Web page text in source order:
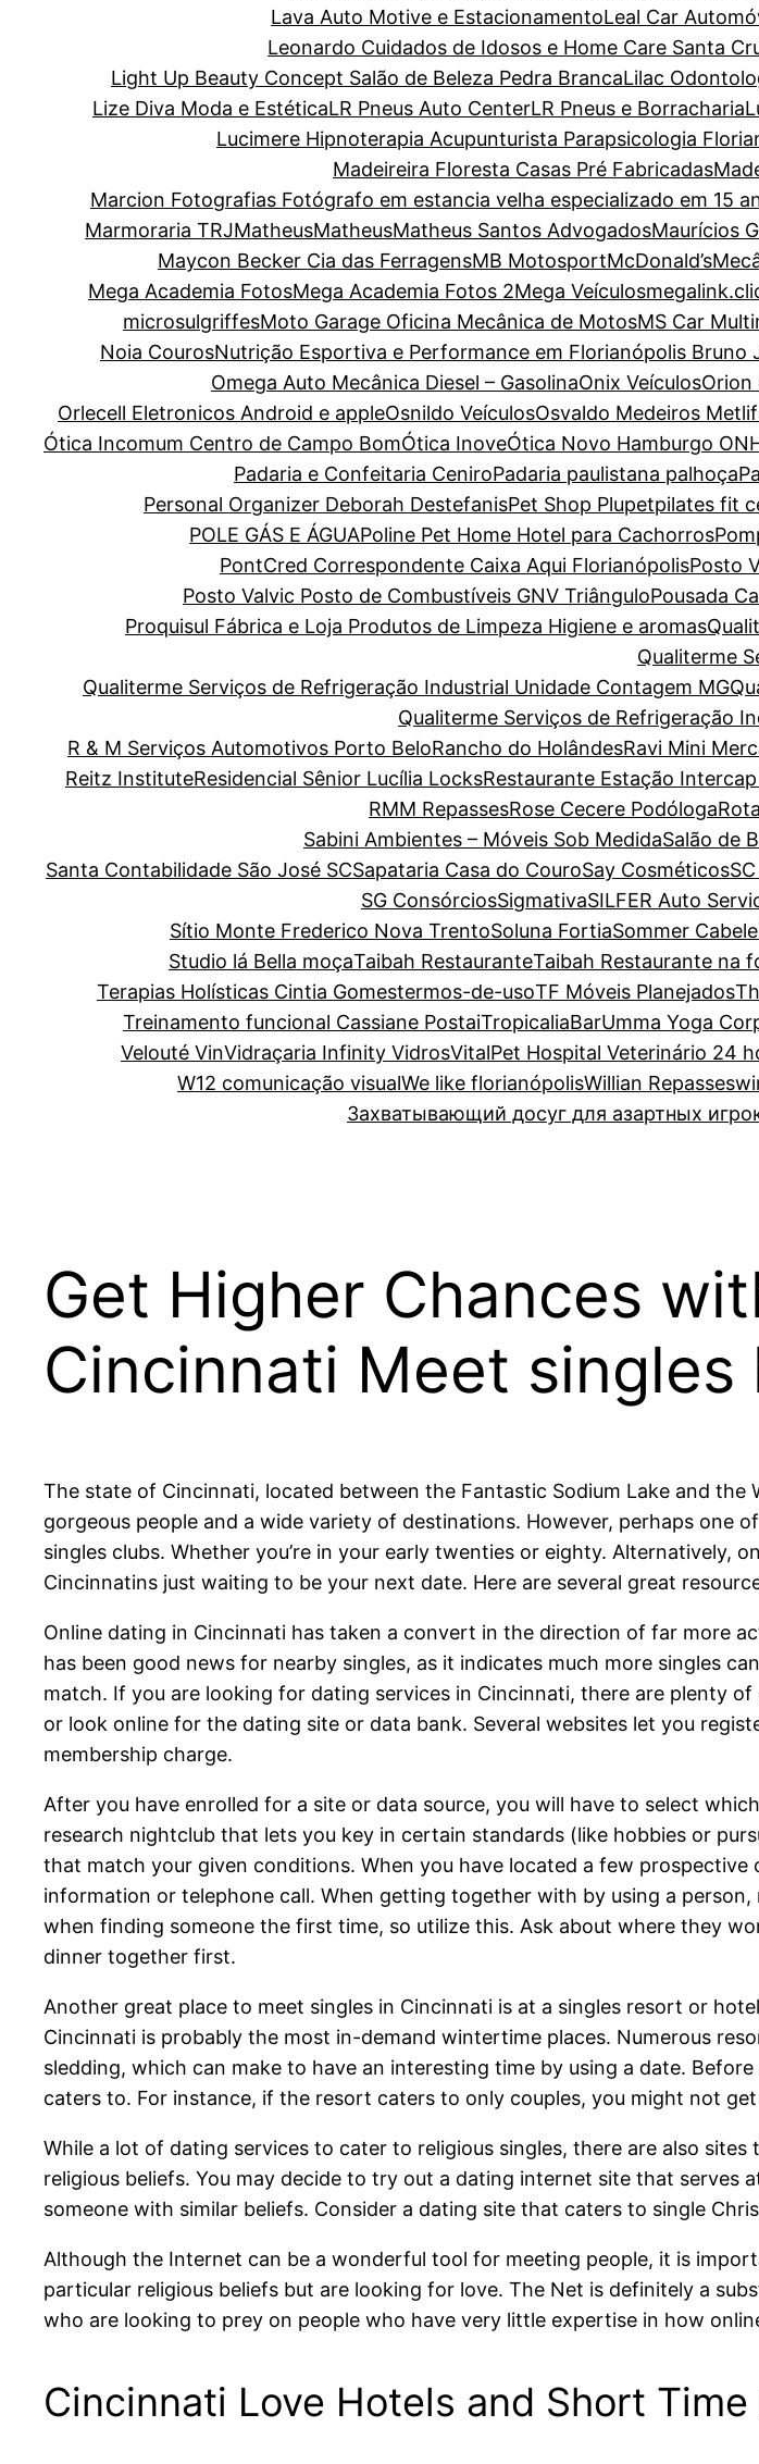
Lava Auto Motive e EstacionamentoLeal Car
Leonardo Cuidados de Idosos e Home Care Santa
Light Up Beauty Concept Salão de Beleza Pedra BrancaLilac
Lize Diva Moda e EstéticaLR Pneus Auto CenterLR Pneus e Borracharia
Lucimere Hipnoterapia Acupunturista Parapsicologia
Madeireira Floresta Casas Pré Fabricadas
Marcion Fotografias Fotógrafo em estancia velha especializado em 15
Marmoraria TRJMatheusMatheusMatheus Santos AdvogadosMaurícios
Maycon Becker Cia das FerragensMB MotosportMcDonald’s
Mega Academia FotosMega Academia Fotos 2Mega Veículos
microsulgriffesMoto Garage Oficina Mecânica de MotosMS Car
Noia CourosNutrição Esportiva e Performance em Florianópolis Bruno
Omega Auto Mecânica Diesel – GasolinaOnix VeículosOrion
Orlecell Eletronicos Android e appleOsnildo VeículosOsvaldo Medeiros
Ótica Incomum Centro de Campo BomÓtica InoveÓtica Novo Hamburgo
Padaria e Confeitaria CeniroPadaria paulistana palhoça
Personal Organizer Deborah DestefanisPet Shop Plupetpilates fit
POLE GÁS E ÁGUAPoline Pet Home Hotel para Cachorros
PontCred Correspondente Caixa Aqui FlorianópolisPosto
Posto Valvic Posto de Combustíveis GNV TriânguloPousada
Proquisul Fábrica e Loja Produtos de Limpeza Higiene e aromas
Qualiterme
Qualiterme Serviços de Refrigeração Industrial Unidade Contagem MG
Qualiterme Serviços de Refrigeração
R & M Serviços Automotivos Porto BeloRancho do HolândesRavi Mini
Reitz InstituteResidencial Sênior Lucília LocksRestaurante Estação
RMM RepassesRose Cecere Podóloga
Sabini Ambientes – Móveis Sob MedidaSalão de
Santa Contabilidade São José SCSapataria Casa do CouroSay Cosméticos
SG ConsórciosSigmativaSILFER Auto
Sítio Monte Frederico Nova TrentoSoluna FortiaSommer
Studio lá Bella moçaTaibah RestauranteTaibah Restaurante na
Terapias Holísticas Cintia Gomestermos-de-usoTF Móveis Planejados
Treinamento funcional Cassiane PostaiTropicaliaBarUmma Yoga
Velouté VinVidraçaria Infinity VidrosVitalPet Hospital Veterinário 24
W12 comunicação visualWe like florianópolisWillian Repasses
Захватывающий досуг для азартных
Get Higher Chances
Cincinnati Meet
The state of Cincinnati, located between the Fantastic Sodium Lake and
gorgeous people and a wide variety of destinations. However, perhaps
singles clubs. Whether you’re in your early twenties or eighty.
Cincinnatins just waiting to be your next date. Here are several great
Online dating in Cincinnati has taken a convert in the direction of far more
has been good news for nearby singles, as it indicates much more singles
match. If you are looking for dating services in Cincinnati, there are plenty
or look online for the dating site or data bank. Several websites let you
membership charge.
After you have enrolled for a site or data source, you will have to select
research nightclub that lets you key in certain standards (like hobbies or
that match your given conditions. When you have located a few
information or telephone call. When getting together with by using a
when finding someone the first time, so utilize this. Ask about where they
dinner together first.
Another great place to meet singles in Cincinnati is at a singles resort or
Cincinnati is probably the most in-demand wintertime places. Numerous
sledding, which can make to have an interesting time by using a date.
caters to. For instance, if the resort caters to only couples, you might not
While a lot of dating services to cater to religious singles, there are also
religious beliefs. You may decide to try out a dating internet site that serves
someone with similar beliefs. Consider a dating site that caters to single
Although the Internet can be a wonderful tool for meeting people, it is
particular religious beliefs but are looking for love. The Net is definitely a
who are looking to prey on people who have very little expertise in how
Cincinnati Love Hotels and Short